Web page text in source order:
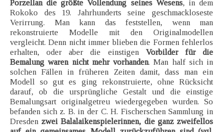
Porzellan die größte Vollendung seines Wesens, in dem
Rokoko des 19. Jahrhunderts seine geschmackloseste
Verirrung. Man kann das feststellen, wenn man
rekonstruierte Modelle mit den Originalmodellen
vergleicht. Denn nicht immer blieben die Formen fehlerlos
erhalten, oder aber die einstigen Vorbilder für die
Bemalung waren nicht mehr vorhanden. Man half sich in
solchen Fällen in früheren Zeiten damit, dass man ein
Modell so gut es ging rekonstruierte, ohne Rücksicht
darauf, ob die ursprüngliche Gestalt und die einstige
Bemalungsart originalgetreu wiedergegeben wurden. So
befanden sich z. B. in der C. H. Fischerschen Sammlung in
Dresdenzwei Balalaikenspielerinnen, die ganz zweifellos